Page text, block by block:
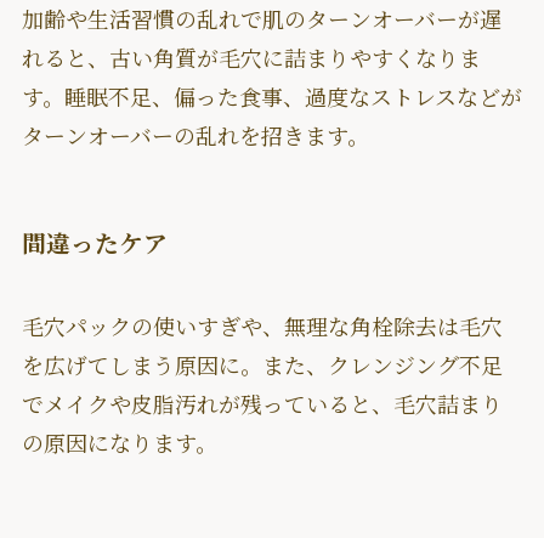
加齢や生活習慣の乱れで肌のターンオーバーが遅
れると、古い角質が毛穴に詰まりやすくなりま
す。睡眠不足、偏った食事、過度なストレスなどが
ターンオーバーの乱れを招きます。
間違ったケア
毛穴パックの使いすぎや、無理な角栓除去は毛穴
を広げてしまう原因に。また、クレンジング不足
でメイクや皮脂汚れが残っていると、毛穴詰まり
の原因になります。